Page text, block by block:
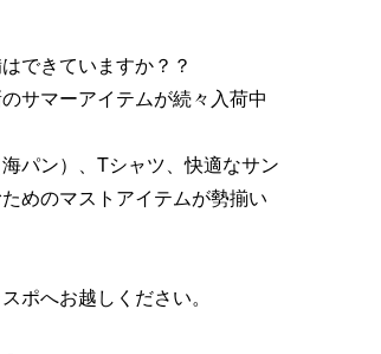
できていますか？？
サマーアイテムが続々入荷中
パン）、Tシャツ、快適なサン
めのマストアイテムが勢揃い
ポへお越しください。